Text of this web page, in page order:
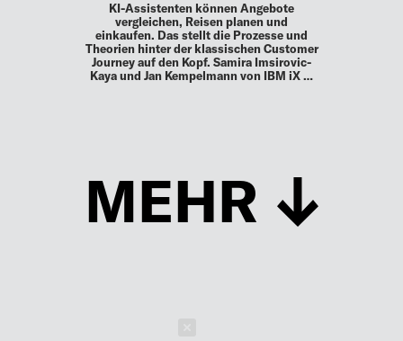
KI-Assistenten können Angebote
vergleichen, Reisen planen und
einkaufen. Das stellt die Prozesse und
Theorien hinter der klassischen Customer
Journey auf den Kopf. Samira Imsirovic-
Kaya und Jan Kempelmann von IBM iX …
MEHR